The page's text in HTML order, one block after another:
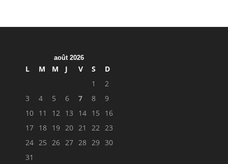
août 2026
L M M J V S
D
1
2
3
4 5 6 7 8
9
10 11 12 13 14 15
16
17 18 19 20 21 22
23
24 25 26 27 28 29 30
31